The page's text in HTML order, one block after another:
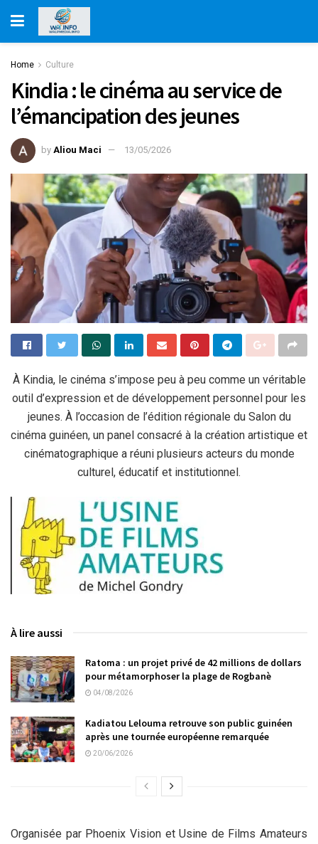
Home Culture
Kindia : le cinéma au service de
l’émancipation des jeunes
by Aliou Maci 13/05/2026
À Kindia, le cinéma s’impose peu à peu comme un véritable
outil d’expression et de développement personnel pour les
jeunes. À l’occasion de l’édition régionale du Salon du
cinéma guinéen, un panel consacré à la création artistique et
cinématographique a réuni plusieurs acteurs du monde
culturel, éducatif et institutionnel.
À lire aussi
Ratoma : un projet privé de 42 millions de dollars
pour métamorphoser la plage de Rogbanè
04/08/2026
Kadiatou Lelouma retrouve son public guinéen
après une tournée européenne remarquée
20/06/2026
Organisée par Phoenix Vision et Usine de Films Amateurs